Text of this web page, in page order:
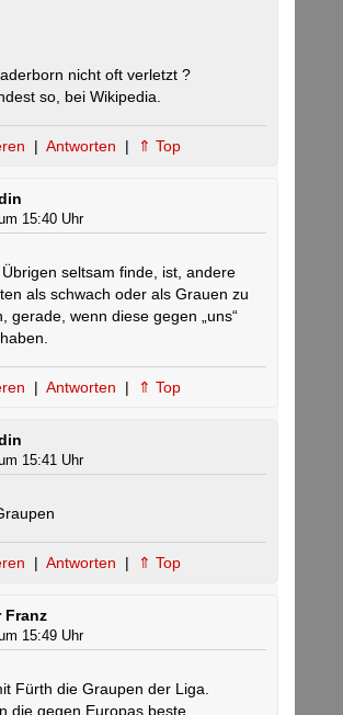
nicht oft verletzt ?
so, bei Wikipedia.
| Antworten | ⇑ Top
15:40 Uhr
seltsam finde, ist, andere
als schwach oder als Grauen zu
gerade, wenn diese gegen „uns“
| Antworten | ⇑ Top
15:41 Uhr
| Antworten | ⇑ Top
Franz
15:49 Uhr
Fürth die Graupen der Liga.
die gegen Europas beste